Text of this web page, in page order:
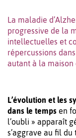
La maladie
progressive de la
intellectuelles et
répercussions
autant à la maison
L’évolution et les
dans le temps en
l’oubli » apparaît
s’aggrave au fil du